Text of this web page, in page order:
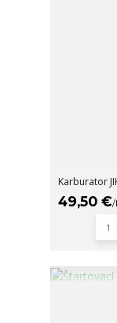
Karburator
49,50 €/